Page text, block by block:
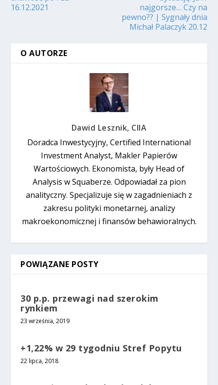
16.12.2021
najgorsze… Czy na
pewno?? | Sygnały dnia
Michał Palaczyk 20.12
O AUTORZE
Dawid Lesznik, CIIA
Doradca Inwestycyjny, Certified International
Investment Analyst, Makler Papierów
Wartościowych. Ekonomista, były Head of
Analysis w Squaberze. Odpowiadał za pion
analityczny. Specjalizuje się w zagadnieniach z
zakresu polityki monetarnej, analizy
makroekonomicznej i finansów behawioralnych.
POWIĄZANE POSTY
30 p.p. przewagi nad szerokim
rynkiem
23 września, 2019
+1,22% w 29 tygodniu Stref Popytu
22 lipca, 2018